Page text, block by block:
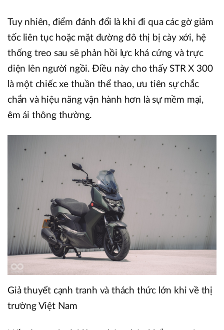
Tuy nhiên, điểm đánh đổi là khi đi qua các gờ giảm
tốc liên tục hoặc mặt đường đô thị bị cày xới, hệ
thống treo sau sẽ phản hồi lực khá cứng và trực
diện lên người ngồi. Điều này cho thấy STR X 300
là một chiếc xe thuần thể thao, ưu tiên sự chắc
chắn và hiệu năng vận hành hơn là sự mềm mại,
êm ái thông thường.
Giả thuyết cạnh tranh và thách thức lớn khi về thị
trường Việt Nam